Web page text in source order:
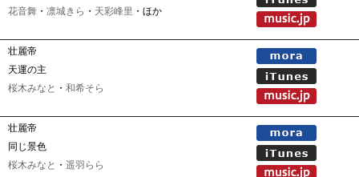
花音舞 ・ 凛城きら ・ 天彩峰里 ・ほか
壮麗帝
天運の主
桜木みなと ・ 和希そら
壮麗帝
同じ景色
桜木みなと ・ 遥羽らら